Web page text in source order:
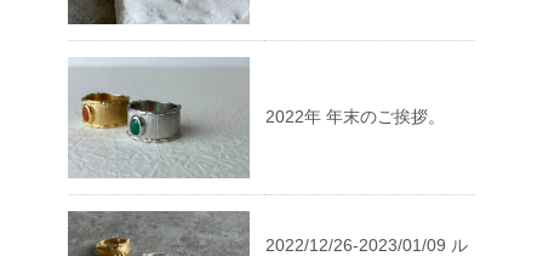
2022年 年末のご挨拶。
2022/12/26-2023/01/09 ル